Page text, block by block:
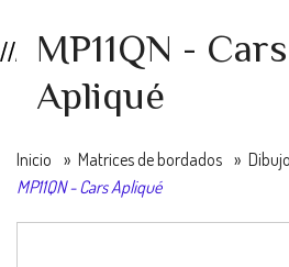
MP11QN - Cars
Apliqué
Inicio » Matrices de bordados »
MP11QN - Cars Apliqué